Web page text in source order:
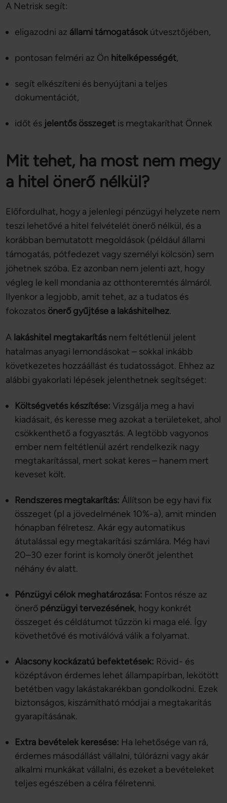
A Netrisk segít:
eligazodni az állami támogatásokútvesztőjében,
pontosan felméri az Ön hitelképességét,
segít elkészíteni és benyújtani a teljes
dokumentációt,
időt és jelentős összeget is megtakaríthat Önnek
Mit tehet, ha most nem megy
a hitel önerő nélkül?
Előfordulhat, hogy a jelenlegi pénzügyi helyzete nem
teszi lehetővé a hitel felvételét önerő nélkül, és a
korábban bemutatott megoldások (például állami
támogatás, pótfedezet vagy személyi kölcsön) sem
jöhetnek szóba. Ez azonban nem jelenti azt, hogy
végleg le kell mondania az otthonteremtés álmáról.
Ilyenkor a legjobb, amit tehet, az a tudatos és
fokozatos önerő gyűjtése a lakáshitelhez.
A lakáshitel megtakarítás nem feltétlenül jelent
hatalmas anyagi lemondásokat – sokkal inkább
következetes hozzáállást és tudatosságot. Ehhez az
alábbi gyakorlati lépések jelenthetnek segítséget:
Költségvetés készítése: Vizsgálja meg a havi
kiadásait, és keresse meg azokat a területeket, ahol
csökkenthető a fogyasztás. A legtöbb vagyonos
ember nem feltétlenül azért rendelkezik nagy
megtakarítással, mert sokat keres – hanem mert
keveset költ.
Rendszeres megtakarítás: Állítson be egy havi fix
összeget (pl a jövedelmének 10%-a), amit minden
hónapban félretesz. Akár egy automatikus
átutalással egy megtakarítási számlára. Még havi
20–30 ezer forint is komoly önerőt jelenthet
néhány év alatt.
Pénzügyi célok meghatározása: Fontos része az
önerő pénzügyi tervezésének, hogy konkrét
összeget és céldátumot tűzzön ki maga elé. Így
követhetővé és motiválóvá válik a folyamat.
Alacsony kockázatú befektetések: Rövid- és
középtávon érdemes lehet állampapírban, lekötött
betétben vagy lakástakarékban gondolkodni. Ezek
biztonságos, kiszámítható módjai a megtakarítás
gyarapításának.
Extra bevételek keresése: Ha lehetősége van rá,
érdemes másodállást vállalni, túlórázni vagy akár
alkalmi munkákat vállalni, és ezeket a bevételeket
teljes egészében a célra félretenni.